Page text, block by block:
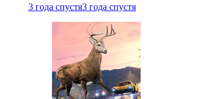
3 года спустя3 года спустя